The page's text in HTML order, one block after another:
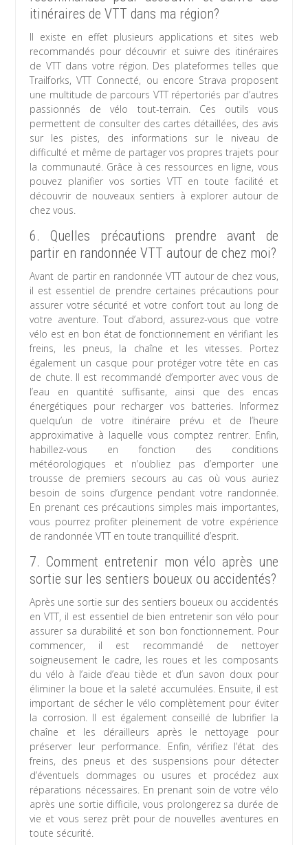
itinéraires de VTT dans ma région?
Il existe en effet plusieurs applications et sites web
recommandés pour découvrir et suivre des itinéraires
de VTT dans votre région. Des plateformes telles que
Trailforks, VTT Connecté, ou encore Strava proposent
une multitude de parcours VTT répertoriés par d’autres
passionnés de vélo tout-terrain. Ces outils vous
permettent de consulter des cartes détaillées, des avis
sur les pistes, des informations sur le niveau de
difficulté et même de partager vos propres trajets pour
la communauté. Grâce à ces ressources en ligne, vous
pouvez planifier vos sorties VTT en toute facilité et
découvrir de nouveaux sentiers à explorer autour de
chez vous.
6. Quelles précautions prendre avant de
partir en randonnée VTT autour de chez moi?
Avant de partir en randonnée VTT autour de chez vous,
il est essentiel de prendre certaines précautions pour
assurer votre sécurité et votre confort tout au long de
votre aventure. Tout d’abord, assurez-vous que votre
vélo est en bon état de fonctionnement en vérifiant les
freins, les pneus, la chaîne et les vitesses. Portez
également un casque pour protéger votre tête en cas
de chute. Il est recommandé d’emporter avec vous de
l’eau en quantité suffisante, ainsi que des encas
énergétiques pour recharger vos batteries. Informez
quelqu’un de votre itinéraire prévu et de l’heure
approximative à laquelle vous comptez rentrer. Enfin,
habillez-vous en fonction des conditions
météorologiques et n’oubliez pas d’emporter une
trousse de premiers secours au cas où vous auriez
besoin de soins d’urgence pendant votre randonnée.
En prenant ces précautions simples mais importantes,
vous pourrez profiter pleinement de votre expérience
de randonnée VTT en toute tranquillité d’esprit.
7. Comment entretenir mon vélo après une
sortie sur les sentiers boueux ou accidentés?
Après une sortie sur des sentiers boueux ou accidentés
en VTT, il est essentiel de bien entretenir son vélo pour
assurer sa durabilité et son bon fonctionnement. Pour
commencer, il est recommandé de nettoyer
soigneusement le cadre, les roues et les composants
du vélo à l’aide d’eau tiède et d’un savon doux pour
éliminer la boue et la saleté accumulées. Ensuite, il est
important de sécher le vélo complètement pour éviter
la corrosion. Il est également conseillé de lubrifier la
chaîne et les dérailleurs après le nettoyage pour
préserver leur performance. Enfin, vérifiez l’état des
freins, des pneus et des suspensions pour détecter
d’éventuels dommages ou usures et procédez aux
réparations nécessaires. En prenant soin de votre vélo
après une sortie difficile, vous prolongerez sa durée de
vie et vous serez prêt pour de nouvelles aventures en
toute sécurité.